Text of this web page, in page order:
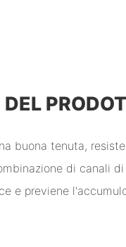
buona tenuta,
di canali
e previene